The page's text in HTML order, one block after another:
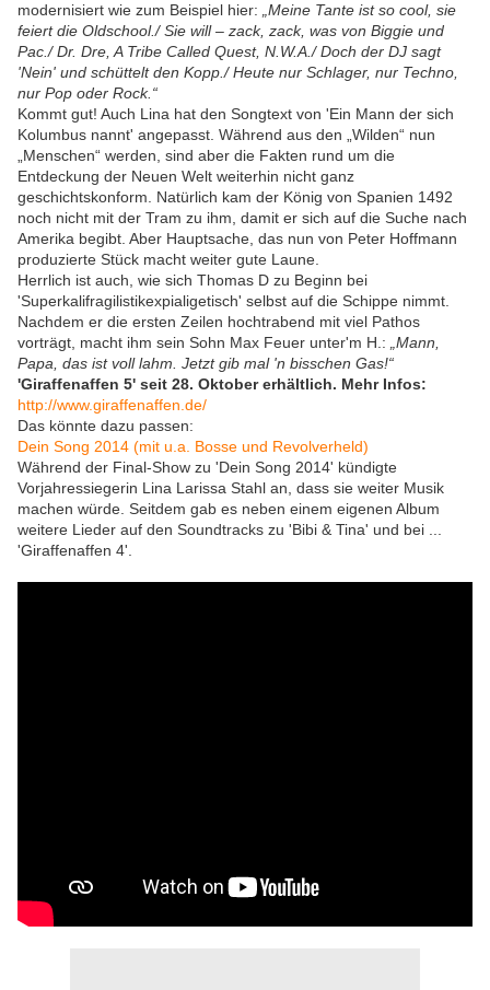
modernisiert wie zum Beispiel hier:
„Meine Tante ist so cool, sie
feiert die Oldschool./ Sie will – zack, zack, was von Biggie und
Pac./ Dr. Dre, A Tribe Called Quest, N.W.A./ Doch der DJ sagt
'Nein' und schüttelt den Kopp./ Heute nur Schlager, nur Techno,
nur Pop oder Rock.“
Kommt gut! Auch Lina hat den Songtext von 'Ein Mann der sich
Kolumbus nannt' angepasst. Während aus den „Wilden“ nun
„Menschen“ werden, sind aber die Fakten rund um die
Entdeckung der Neuen Welt weiterhin nicht ganz
geschichtskonform. Natürlich kam der König von Spanien 1492
noch nicht mit der Tram zu ihm, damit er sich auf die Suche nach
Amerika begibt. Aber Hauptsache, das nun von Peter Hoffmann
produzierte Stück macht weiter gute Laune.
Herrlich ist auch, wie sich Thomas D zu Beginn bei
'Superkalifragilistikexpialigetisch' selbst auf die Schippe nimmt.
Nachdem er die ersten Zeilen hochtrabend mit viel Pathos
vorträgt, macht ihm sein Sohn Max Feuer unter'm H.:
„Mann,
Papa, das ist voll lahm. Jetzt gib mal 'n bisschen Gas!“
'Giraffenaffen 5' seit 28. Oktober erhältlich. Mehr Infos:
http://www.giraffenaffen.de/
Das könnte dazu passen:
Dein Song 2014 (mit u.a. Bosse und Revolverheld)
Während der Final-Show zu 'Dein Song 2014' kündigte
Vorjahressiegerin Lina Larissa Stahl an, dass sie weiter Musik
machen würde. Seitdem gab es neben einem eigenen Album
weitere Lieder auf den Soundtracks zu 'Bibi & Tina' und bei ...
'Giraffenaffen 4'.